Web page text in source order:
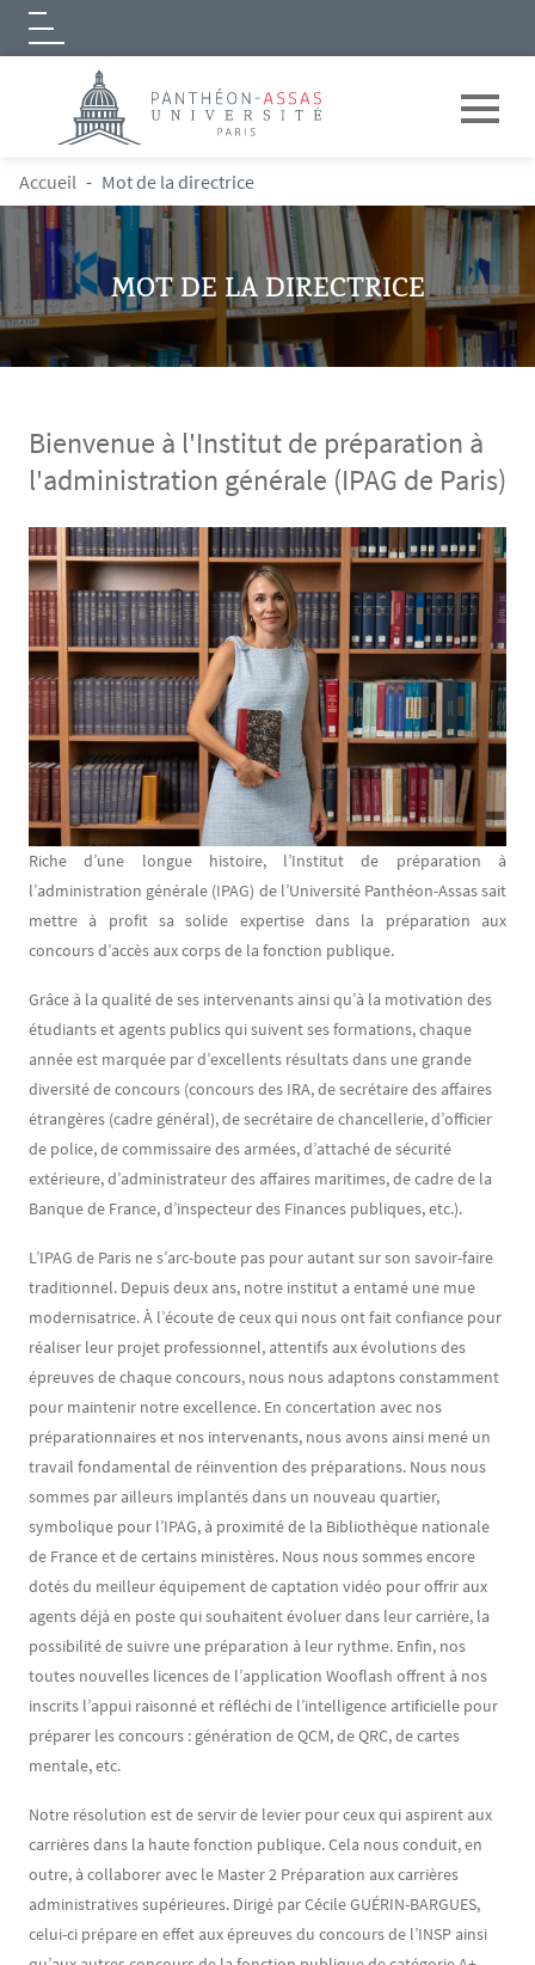
Aller au contenu principal
Logo
FIL D'ARIANE
Accueil Mot de la directrice
MOT DE LA DIRECTRICE
Bienvenue à l'Institut de préparation à
l'administration générale (IPAG de Paris)
Contenu
Texte
Riche d’une longue histoire, l’Institut de préparation à
l’administration générale (IPAG) de l’Université Panthéon-Assas sait
mettre à profit sa solide expertise dans la préparation aux
concours d’accès aux corps de la fonction publique.
Grâce à la qualité de ses intervenants ainsi qu’à la motivation des
étudiants et agents publics qui suivent ses formations, chaque
année est marquée par d’excellents résultats dans une grande
diversité de concours (concours des IRA, de secrétaire des affaires
étrangères (cadre général), de secrétaire de chancellerie, d’officier
de police, de commissaire des armées, d’attaché de sécurité
extérieure, d’administrateur des affaires maritimes, de cadre de la
Banque de France, d’inspecteur des Finances publiques, etc.).
L’IPAG de Paris ne s’arc-boute pas pour autant sur son savoir-faire
traditionnel. Depuis deux ans, notre institut a entamé une mue
modernisatrice. À l’écoute de ceux qui nous ont fait confiance pour
réaliser leur projet professionnel, attentifs aux évolutions des
épreuves de chaque concours, nous nous adaptons constamment
pour maintenir notre excellence. En concertation avec nos
préparationnaires et nos intervenants, nous avons ainsi mené un
travail fondamental de réinvention des préparations. Nous nous
sommes par ailleurs implantés dans un nouveau quartier,
symbolique pour l’IPAG, à proximité de la Bibliothèque nationale
de France et de certains ministères. Nous nous sommes encore
dotés du meilleur équipement de captation vidéo pour offrir aux
agents déjà en poste qui souhaitent évoluer dans leur carrière, la
possibilité de suivre une préparation à leur rythme. Enfin, nos
toutes nouvelles licences de l’application Wooflash offrent à nos
inscrits l’appui raisonné et réfléchi de l’intelligence artificielle pour
préparer les concours : génération de QCM, de QRC, de cartes
mentale, etc.
Notre résolution est de servir de levier pour ceux qui aspirent aux
carrières dans la haute fonction publique. Cela nous conduit, en
outre, à collaborer avec le Master 2 Préparation aux carrières
administratives supérieures. Dirigé par Cécile GUÉRIN-BARGUES,
celui-ci prépare en effet aux épreuves du concours de l’INSP ainsi